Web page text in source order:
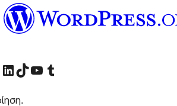
μας στο Facebook
τον λογαριασμό μας Instagram
Επισκεφθείτε τον λογαριασμό μας LinkedIn
Visit our TikTok account
Visit our YouTube channel
Visit our Tumblr account